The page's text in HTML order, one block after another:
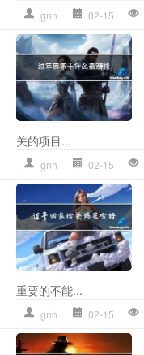
gnh 02-15
关的项目...
gnh 02-15
重要的不能...
gnh 02-15